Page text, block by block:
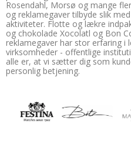
Rosendahl, Morsø og mange
og reklamegaver tilbyde slik
aktiviteter. Flotte og lækre
og chokolade Xocolatl og Bon
reklamegaver har stor erfaring
virksomheder - offentlige
alle er, at vi sætter dig som
personlig betjening.